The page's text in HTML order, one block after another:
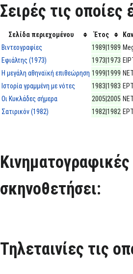
Σειρές τις οποίες
Σελίδα περιεχομένου Έτος
Βιντεογραφίες
1989|1989
Εφιάλτης (1973)
1973|1973
Η μεγάλη αθηναϊκή επιθεώρηση 1999|1999
Ιστορία γραμμένη με νότες
1983|1983
Οι Κυκλάδες σήμερα
2005|2005
Σατιρικόν (1982)
1982|1982
Κινηματογραφικές
σκηνοθετήσει:
Τηλεταινίες τις